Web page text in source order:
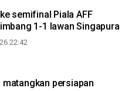
semifinal Piala AFF
1-1 lawan Singapura
22:42
matangkan persiapan